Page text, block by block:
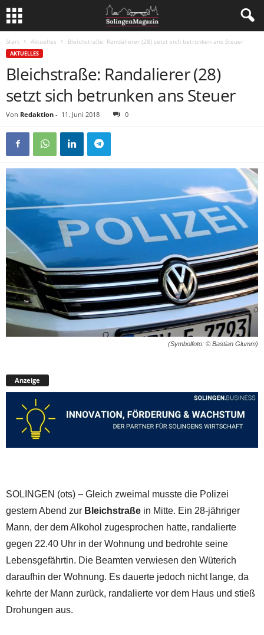
Start Aktuelles Bleichstraße: Randalierer (28) setzt sich betrunken ans Steuer
AKTUELLES
Bleichstraße: Randalierer (28)
setzt sich betrunken ans Steuer
Von Redaktion - 11. Juni 2018 0
(Symbolfoto: © Bastian Glumm)
Anzeige
SOLINGEN (ots) – Gleich zweimal musste die Polizei
gestern Abend zur Bleichstraße in Mitte. Ein 28-jähriger
Mann, der dem Alkohol zugesprochen hatte, randalierte
gegen 22.40 Uhr in der Wohnung und bedrohte seine
Lebensgefährtin. Die Beamten verwiesen den Wüterich
daraufhin der Wohnung. Es dauerte jedoch nicht lange, da
kehrte der Mann zurück, randalierte vor dem Haus und stieß
Drohungen aus.